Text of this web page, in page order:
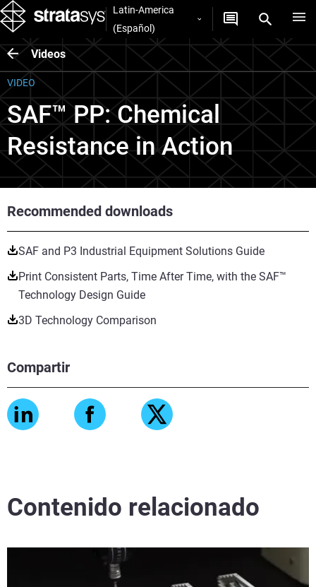
Latin-America
(Español)
Videos
VIDEO
SAF™ PP: Chemical
Resistance in Action
Recommended downloads
SAF and P3 Industrial Equipment Solutions Guide
Print Consistent Parts, Time After Time, with the SAF™
Technology Design Guide
3D Technology Comparison
Compartir
Contenido relacionado